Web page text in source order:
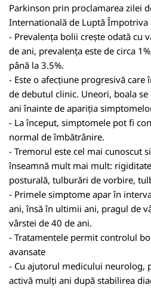
Parkinson prin proclamarea zilei
Internatională de Luptă Împotriva
- Prevalența bolii crește odată cu
de ani, prevalența este de circa
până la 3.5%.
- Este o afecțiune progresivă
de debutul clinic. Uneori, boala
ani înainte de apariția
- La început, simptomele pot fi
normal de îmbătrânire.
- Tremorul este cel mai cunoscut
înseamnă mult mai mult:
posturală, tulburări de vorbire,
- Primele simptome apar în
ani, însă în ultimii ani, pragul de
vârstei de 40 de ani.
- Tratamentele permit controlul
avansate
- Cu ajutorul medicului neurolog,
activă mulți ani după stabilirea